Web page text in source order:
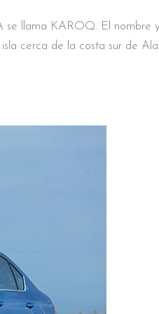
llama KAROQ. El nombre
cerca de la costa sur de